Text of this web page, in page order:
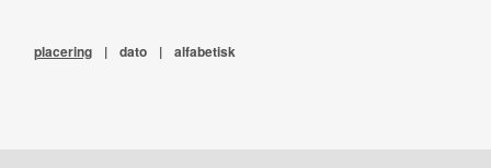
placering | dato | alfabetisk